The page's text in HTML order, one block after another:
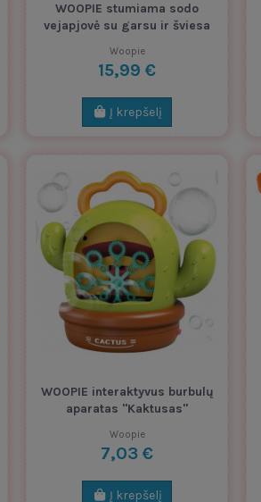
WOOPIE stumiama sodo
vejapjovė su garsu ir šviesa
Woopie
15,99 €
Į krepšelį
WOOPIE interaktyvus burbulų
aparatas "Kaktusas"
Woopie
7,03 €
Į krepšelį